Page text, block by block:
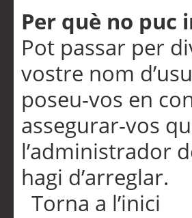
Per què no puc
Pot passar per
vostre nom
poseu-vos en
assegurar-vos
l’administrador
hagi d’arreglar.
Torna a l’inici